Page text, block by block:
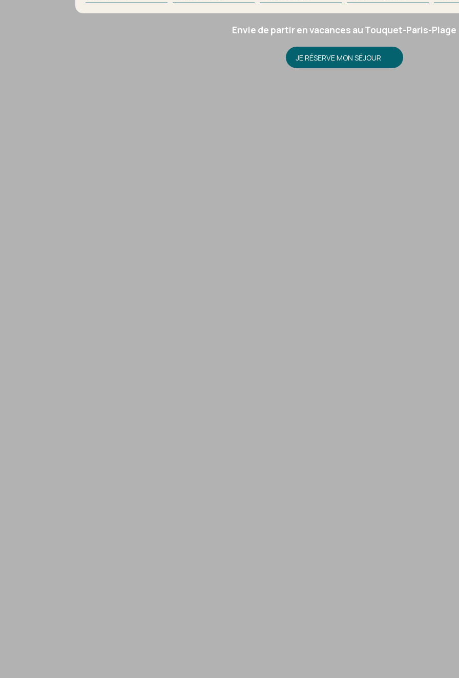
Envie de partir en vacances au Touquet-Paris-Plage
JE RÉSERVE MON SÉJOUR